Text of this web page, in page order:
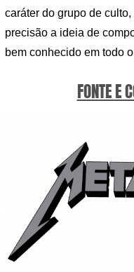
caráter do grupo de
precisão a ideia de
bem conhecido em todo
FONTE E